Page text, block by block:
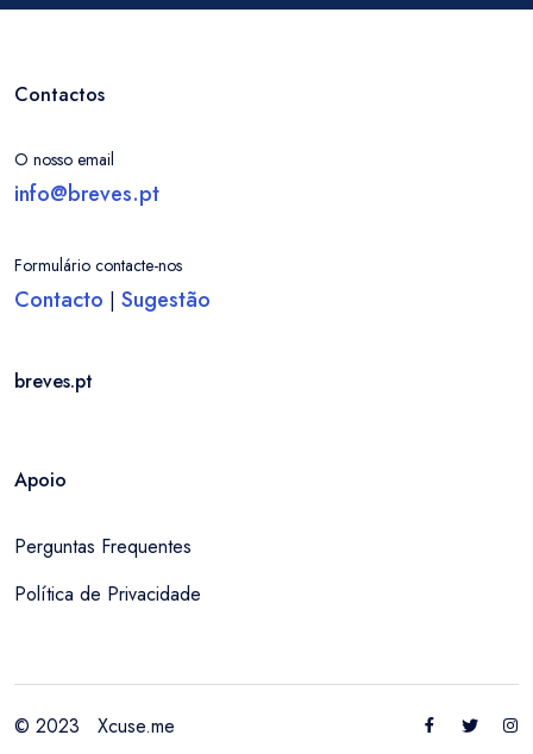
Entrar / Criar Conta Localidade
Contactos
O nosso email
info@breves.pt
Formulário contacte-nos
Contacto | Sugestão
breves.pt
Apoio
Perguntas Frequentes
Política de Privacidade
© 2023 Xcuse.me